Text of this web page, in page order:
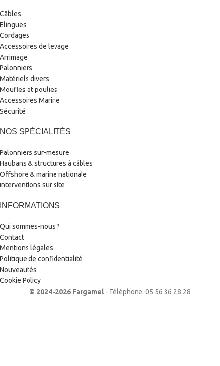
Câbles
Elingues
Cordages
Accessoires de levage
Arrimage
Palonniers
Matériels divers
Moufles et poulies
Accessoires Marine
Sécurité
NOS SPÉCIALITÉS
Palonniers sur-mesure
Haubans & structures à câbles
Offshore & marine nationale
Interventions sur site
INFORMATIONS
Qui sommes-nous ?
Contact
Mentions légales
Politique de confidentialité
Nouveautés
Cookie Policy
© 2024-2026 Fargamel- Téléphone: 05 56 36 28 28